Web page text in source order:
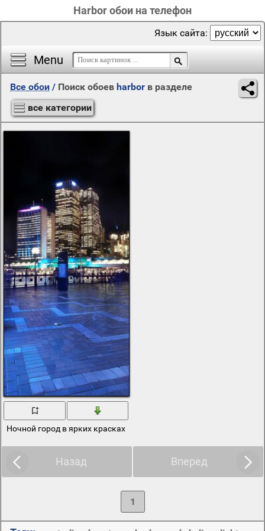
Harbor обои на телефон
Menu
Язык сайта:
Все обои / Поиск обоев harbor в разделе
все категории
Ночной город в ярких красках
Назад Вперед
1